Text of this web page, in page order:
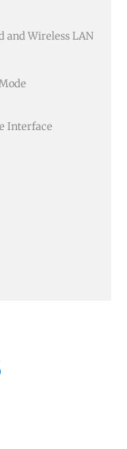
and Wireless LAN
Interface